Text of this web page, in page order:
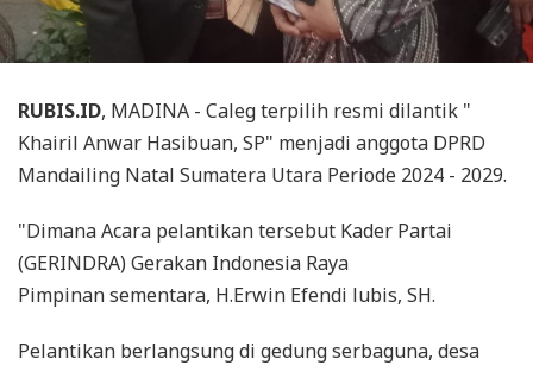
RUBIS.ID, MADINA - Caleg terpilih resmi dilantik "
Khairil Anwar Hasibuan, SP" menjadi anggota DPRD
Mandailing Natal Sumatera Utara Periode 2024 - 2029.
"Dimana Acara pelantikan tersebut Kader Partai
(GERINDRA) Gerakan Indonesia Raya
Pimpinan sementara, H.Erwin Efendi lubis, SH.
Pelantikan berlangsung di gedung serbaguna, desa